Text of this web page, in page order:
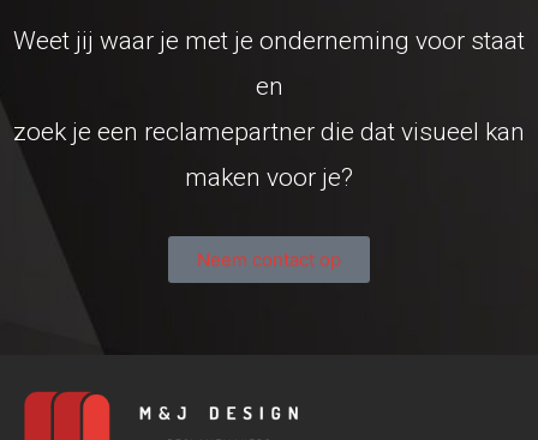
Weet jij waar je met je onderneming voor staat
en
zoek je een reclamepartner die dat visueel kan
maken voor je?
Neem contact op